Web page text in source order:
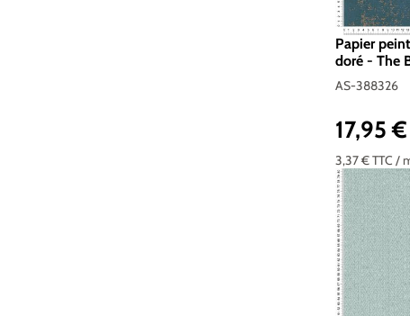
Papier
doré - The
388326
AS-388326
3,37 €TTC /
Prix
17,95 €